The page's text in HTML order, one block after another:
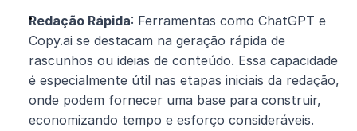
Redação Rápida: Ferramentas como ChatGPT e
Copy.ai se destacam na geração rápida de
rascunhos ou ideias de conteúdo. Essa capacidade
é especialmente útil nas etapas iniciais da redação,
onde podem fornecer uma base para construir,
economizando tempo e esforço consideráveis.